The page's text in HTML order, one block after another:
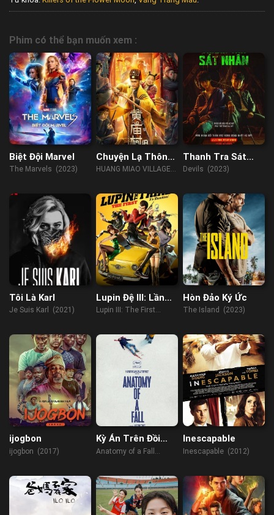
Phim có thể bạn muốn xem :
Biệt Đội Marvel
The Marvels (2023)
Chuyện Lạ Thôn
Hoàng Miếu
HUANG MIAO VILLAGE'S
(2023)
Thanh Tra Sát
Nhân
Devils (2023)
Tôi Là Karl
Je Suis Karl (2021)
Lupin Đệ III: Lần
Đầu
Lupin III: The First
Hòn Đảo Ký Ức
The Island (2023)
ijogbon
ijogbon (2017)
Kỳ Án Trên Đồi
Tuyết
Anatomy of a Fall
Inescapable
Inescapable (2012)